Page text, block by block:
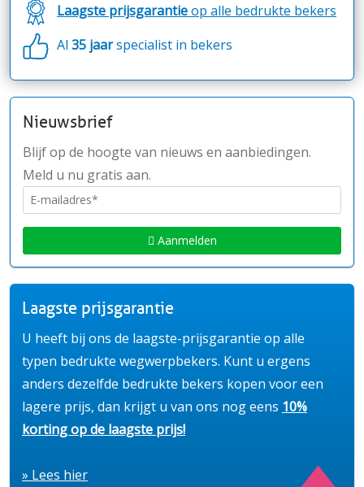
Laagste prijsgarantieop alle bedrukte bekers
Al 35 jaarspecialist in bekers
Nieuwsbrief
Blijf op de hoogte van nieuws en aanbiedingen.
Meld u nu gratis aan.
Aanmelden
Laagste prijsgarantie
U heeft bij ons de laagste-prijsgarantie op alle
typen bedrukte wegwerpbekers. Kunt u ergens
anders dezelfde bedrukte bekers kopen voor een
lagere prijs, dan krijgt u van ons nog eens 10%
korting op de laagste prijs!
» Lees hier